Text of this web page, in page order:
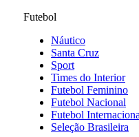
Futebol
Náutico
Santa Cruz
Sport
Times do Interior
Futebol Feminino
Futebol Nacional
Futebol
Seleção Brasileira